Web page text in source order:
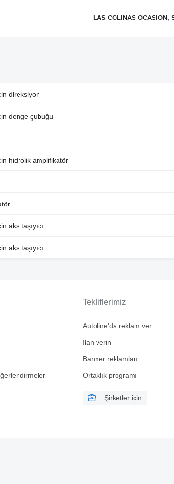
LAS COLINAS OCASION,
direksiyon
denge çubuğu
hidrolik amplifikatör
aks taşıyıcı
aks taşıyıcı
Tekliflerimiz
Autoline'da reklam ver
İlan verin
Banner reklamları
Ortaklık programı
Şirketler için